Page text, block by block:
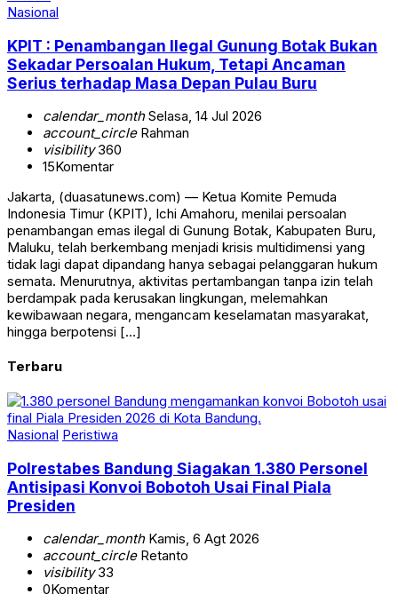
Nasional
KPIT : Penambangan Ilegal Gunung Botak Bukan
Sekadar Persoalan Hukum, Tetapi Ancaman
Serius terhadap Masa Depan Pulau Buru
calendar_monthSelasa, 14 Jul 2026
account_circleRahman
visibility360
15Komentar
Jakarta, (duasatunews.com) — Ketua Komite Pemuda
Indonesia Timur (KPIT), Ichi Amahoru, menilai persoalan
penambangan emas ilegal di Gunung Botak, Kabupaten Buru,
Maluku, telah berkembang menjadi krisis multidimensi yang
tidak lagi dapat dipandang hanya sebagai pelanggaran hukum
semata. Menurutnya, aktivitas pertambangan tanpa izin telah
berdampak pada kerusakan lingkungan, melemahkan
kewibawaan negara, mengancam keselamatan masyarakat,
hingga berpotensi […]
Terbaru
Nasional Peristiwa
Polrestabes Bandung Siagakan 1.380 Personel
Antisipasi Konvoi Bobotoh Usai Final Piala
Presiden
calendar_monthKamis, 6 Agt 2026
account_circleRetanto
visibility33
0Komentar